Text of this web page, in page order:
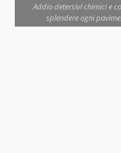
Addio detersivi chimici e
splendere ogni